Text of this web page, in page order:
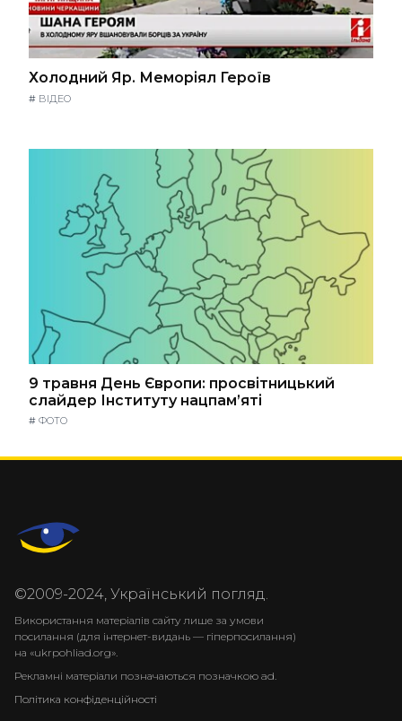
Холодний Яр. Меморіял Героїв
# ВІДЕО
9 травня День Європи: просвітницький
слайдер Інституту нацпам’яті
# ФОТО
©2009-2024, Український погляд.
Використання матеріалів сайту лише за умови
посилання (для інтернет-видань — гіперпосилання)
на «ukrpohliad.org».
Рекламні матеріали позначаються позначкою ad.
Політика конфіденційності